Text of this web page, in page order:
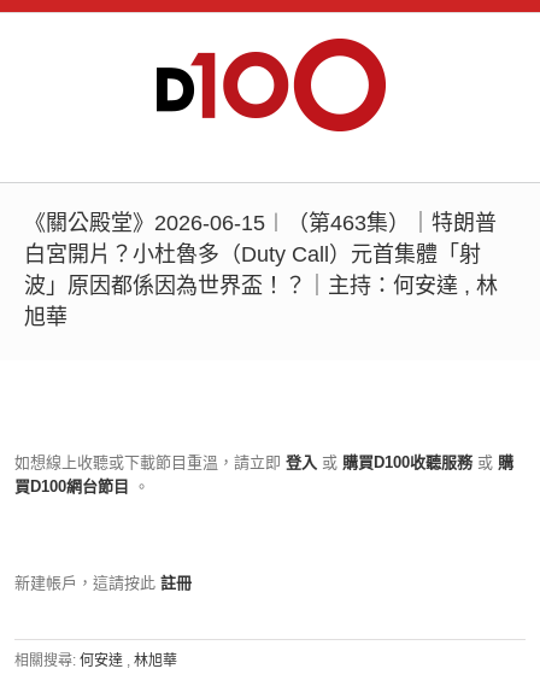
《關公殿堂》2026-06-15︱（第463集）｜特朗普
白宮開片？小杜魯多（Duty Call）元首集體「射
波」原因都係因為世界盃！？｜主持：何安達 , 林
旭華
如想線上收聽或下載節目重溫，請立即 登入 或 購買D100收聽服務 或 購
買D100網台節目
。
新建帳戶，這請按此 註冊
相關搜尋: 何安達 , 林旭華